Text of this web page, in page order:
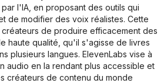
l'IA, en proposant des outils qui
de modifier des voix réalistes. Cette
de produire efficacement des
haute qualité, qu'il s'agisse de livres
plusieurs langues. ElevenLabs vise à
audio en la rendant plus accessible et
créateurs de contenu du monde